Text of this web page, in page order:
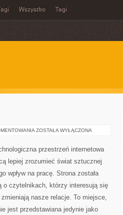
Tagi Wszystko Tagi
TECHNOLOGIA
ZOSTAŁA WYŁĄCZONA
przestrzeń internetowa
lepiej zrozumieć świat sztucznej
wpływ na pracę. Strona została
o czytelnikach, którzy interesują się
nasze relacje. To miejsce,
jest przedstawiana jedynie jako